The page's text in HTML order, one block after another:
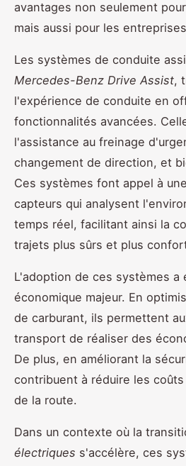
avantages non seulement
mais aussi pour les
Les systèmes de conduite
Mercedes-Benz Drive Assist,
l'expérience de conduite en
fonctionnalités avancées.
l'assistance au freinage
changement de direction, et
Ces systèmes font appel à
capteurs qui analysent
temps réel, facilitant ainsi la
trajets plus sûrs et plus
L'adoption de ces systèmes a
économique majeur. En
de carburant, ils permettent
transport de réaliser des
De plus, en améliorant la
contribuent à réduire les
de la route.
Dans un contexte où la
électriques s'accélère, ces